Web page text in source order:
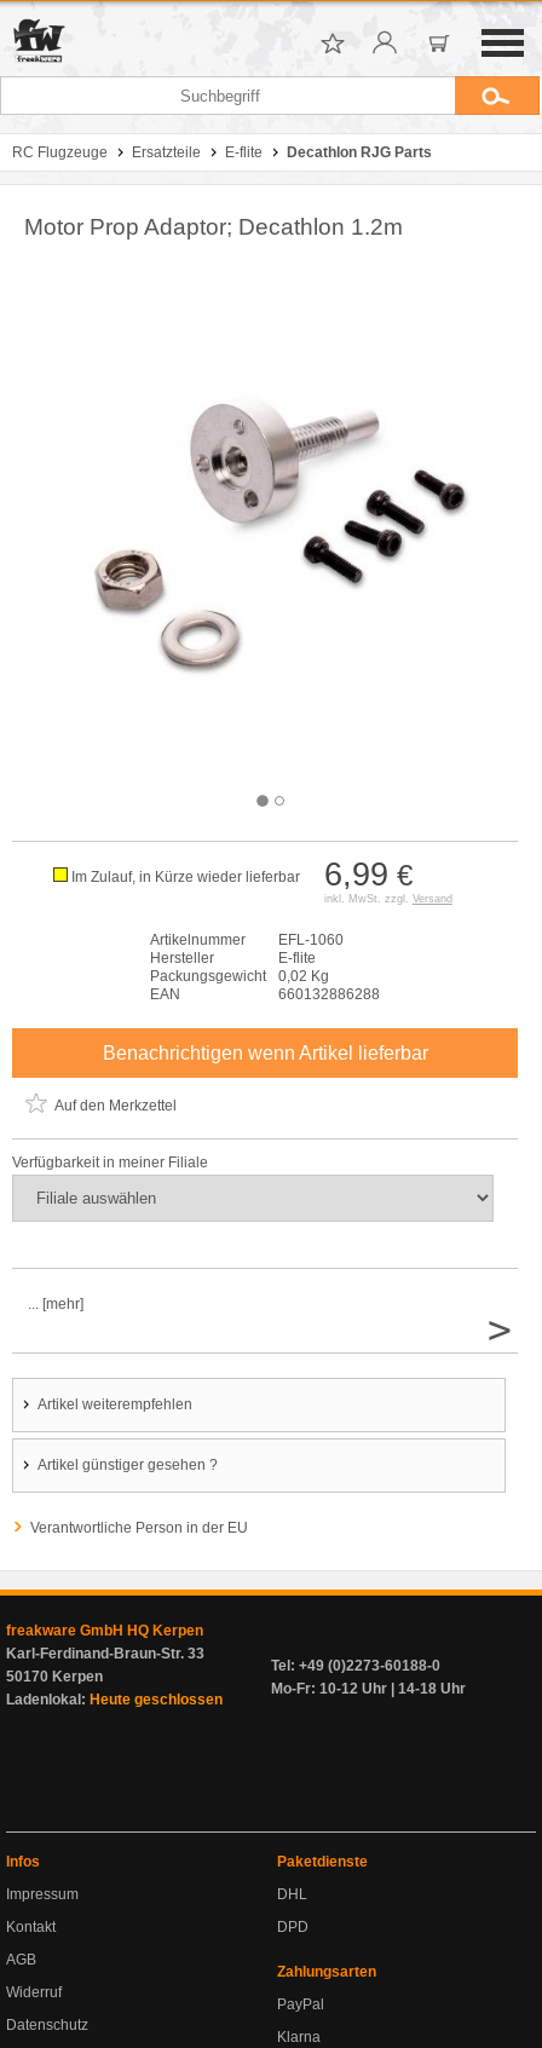
RC Flugzeuge Ersatzteile E-flite Decathlon RJG Parts
Motor Prop Adaptor; Decathlon 1.2m
6,99 €
inkl. MwSt. zzgl. Versand
Im Zulauf, in Kürze wieder lieferbar
Artikelnummer
EFL-1060
Hersteller
E-flite
Packungsgewicht
0,02 Kg
EAN
660132886288
Benachrichtigen wenn Artikel lieferbar
Auf den Merkzettel
Verfügbarkeit in meiner Filiale
... [mehr]
>
Artikel weiterempfehlen
Artikel günstiger gesehen ?
Verantwortliche Person in der EU
freakware GmbH HQ Kerpen
Karl-Ferdinand-Braun-Str. 33
50170 Kerpen
Ladenlokal: Heute geschlossen
Tel: +49 (0)2273-60188-0
Mo-Fr: 10-12 Uhr | 14-18 Uhr
Infos
Impressum
Kontakt
AGB
Widerruf
Datenschutz
Paketdienste
DHL
DPD
Zahlungsarten
PayPal
Klarna